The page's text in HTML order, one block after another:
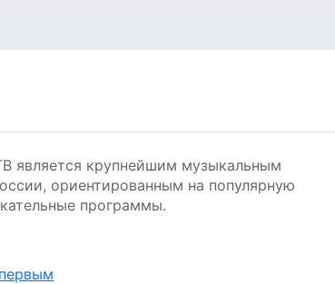
является крупнейшим музыкальным
ориентированным на популярную
программы.